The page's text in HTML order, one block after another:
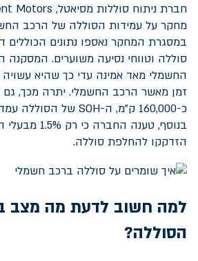
חברת ניתוח סוללות מסיאטל, Motors
מחקר על עמידות הסוללה של הרכב
במסגרת המחקר נאספו נתונים הכוללים
סוללה וטווחי נסיעה משוערים. המסקנה
החשמלי מאד אמינה עדי כך שהיא
זמן מאשר הרכב החשמלי. יתרה מכך,
כ-160,000 ק”מ, ה-
SOH
בנוסף, טענה
הזדקקו להחלפת סוללה.
למה חשוב לדעת מה מצב
הסוללה?